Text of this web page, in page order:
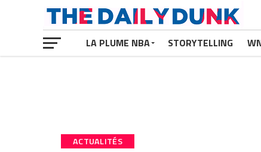
LA PLUME NBA STORYTELLING
ACTUALITÉS